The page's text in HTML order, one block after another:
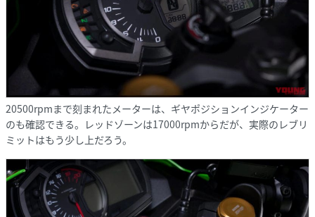
20500rpmまで刻まれたメーターは、ギヤポジションインジケーター
のも確認できる。レッドゾーンは17000rpmからだが、実際のレブリ
ミットはもう少し上だろう。